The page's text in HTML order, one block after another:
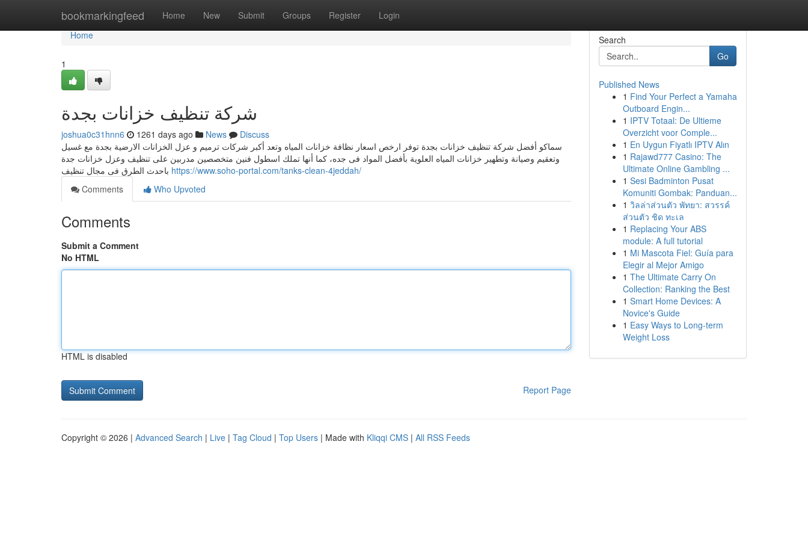
bookmarkingfeed Home New Submit Groups Register Login
Home
Home
1
شركة تنظيف خزانات بجدة
joshua0c31hnn6 1261 days ago News
Discuss
سماكو أفضل شركة تنظيف خزانات بجدة توفر ارخص اسعار نظافة خزانات المياه وتعد أكبر شركات ترميم و عزل الخزانات الارضية بجدة مع غسيل
وتعقيم وصيانة وتطهير خزانات المياه العلوية بأفضل المواد فى جده، كما أنها تملك اسطول فنين متخصصين مدربين على تنظيف وعزل خزانات جدة
https://www.soho-portal.com/tanks-clean-4jeddah/
Comments
Who Upvoted
Comments
Submit a Comment
No HTML
HTML is disabled
Report Page
Search
Go
Published News
1 Find Your Perfect a Yamaha
Outboard Engin...
1 IPTV Totaal: De Ultieme
Overzicht voor Comple...
1 En Uygun Fiyatlı IPTV Alın
1 Rajawd777 Casino: The
Ultimate Online Gambling ...
1 Sesi Badminton Pusat
Komuniti Gombak: Panduan...
1 วิลล่าส่วนตัว พัทยา: สวรรค์
ส่วนตัว ชิด ทะเล
1 Replacing Your ABS
module: A full tutorial
1 Mi Mascota Fiel: Guía para
Elegir al Mejor Amigo
1 The Ultimate Carry On
Collection: Ranking the Best
1 Smart Home Devices: A
Novice's Guide
1 Easy Ways to Long-term
Weight Loss
Copyright © 2026 | Advanced Search | Live | Tag Cloud | Top Users | Made with Kliqqi CMS | All RSS Feeds